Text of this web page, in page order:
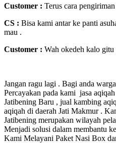
Customer : Terus cara
CS : Bisa kami antar ke panti
mau .
Customer : Wah okedeh kalo gitu
Jangan ragu lagi . Bagi anda
Percayakan pada kami jasa
Jatibening Baru , jual kambing
aqiqah di daerah Jati Makmur .
Jatibening merupakan wilayah
Menjadi solusi dalam membantu
Kami Melayani Paket Nasi Box